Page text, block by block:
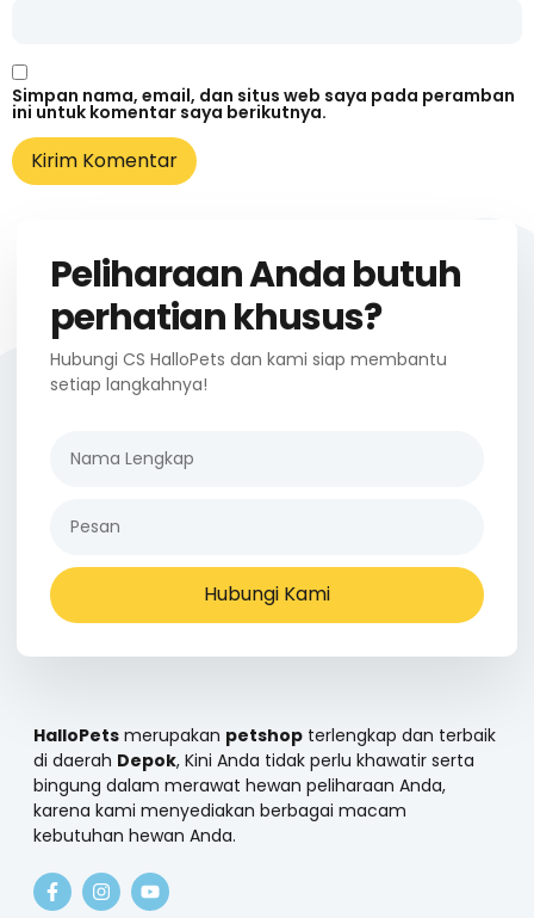
Simpan nama, email, dan situs web saya pada peramban
ini untuk komentar saya berikutnya.
Peliharaan Anda butuh
perhatian khusus?
Hubungi CS HalloPets dan kami siap membantu
setiap langkahnya!
Hubungi Kami
HalloPets merupakan petshop terlengkap dan terbaik
di daerah Depok, Kini Anda tidak perlu khawatir serta
bingung dalam merawat hewan peliharaan Anda,
karena kami menyediakan berbagai macam
kebutuhan hewan Anda.